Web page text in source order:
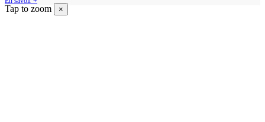
Tap to zoom ×